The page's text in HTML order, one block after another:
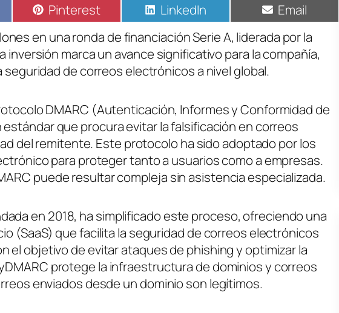
Pinterest LinkedIn
Email
en una ronda de financiación Serie A, liderada por la
inversión marca un avance significativo para la compañía,
de correos electrónicos a nivel global.
DMARC (Autenticación, Informes y Conformidad de
que procura evitar la falsificación en correos
del remitente. Este protocolo ha sido adoptado por los
para proteger tanto a usuarios como a empresas.
puede resultar compleja sin asistencia especializada.
en 2018, ha simplificado este proceso, ofreciendo una
(SaaS) que facilita la seguridad de correos electrónicos
el objetivo de evitar ataques de phishing y optimizar la
protege la infraestructura de dominios y correos
enviados desde un dominio son legítimos.